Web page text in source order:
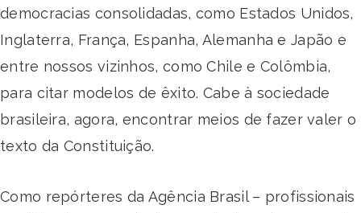
democracias consolidadas, como Estados Unidos,
Inglaterra, França, Espanha, Alemanha e Japão e
entre nossos vizinhos, como Chile e Colômbia,
para citar modelos de êxito. Cabe à sociedade
brasileira, agora, encontrar meios de fazer valer o
texto da Constituição.
Como repórteres da Agência Brasil – profissionais